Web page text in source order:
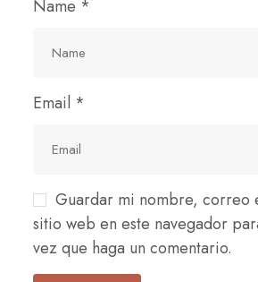
Name *
Email *
Guardar mi nombre, correo
sitio web en este navegador
vez que haga un comentario.